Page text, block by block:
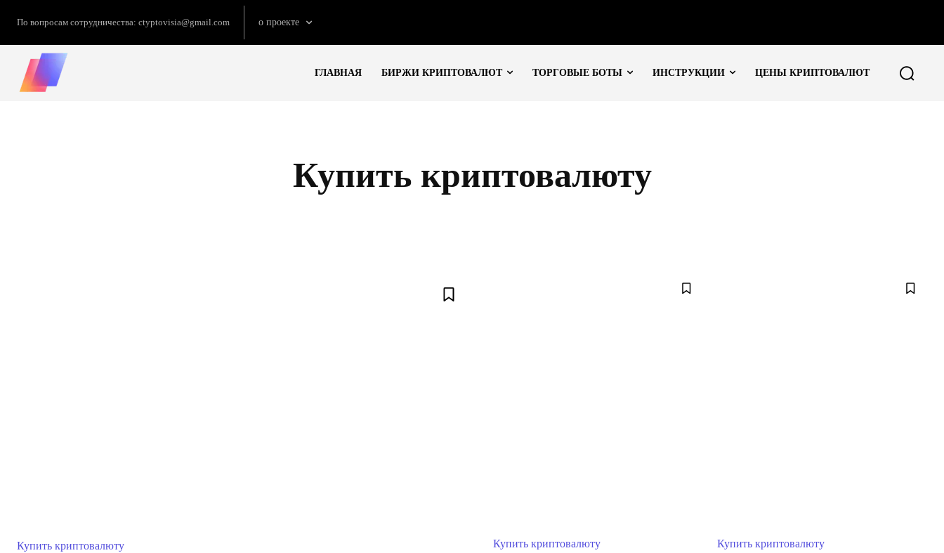
По вопросам сотрудничества: ctyptovisia@gmail.com о проекте
ГЛАВНАЯ БИРЖИ КРИПТОВАЛЮТ ТОРГОВЫЕ БОТЫ ИНСТРУКЦИИ ЦЕНЫ КРИПТОВАЛЮТ
Купить криптовалюту
Купить криптовалюту Купить криптовалюту Купить криптовалюту